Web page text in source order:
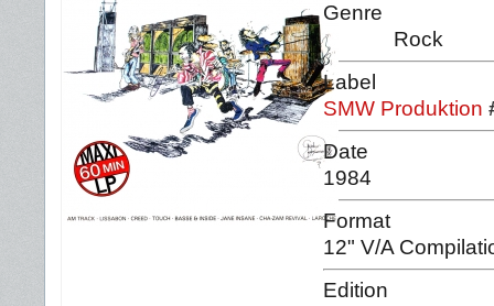
Genre
Rock
Label
SMW Produktion
Date
1984
Format
12" V/A
Edition